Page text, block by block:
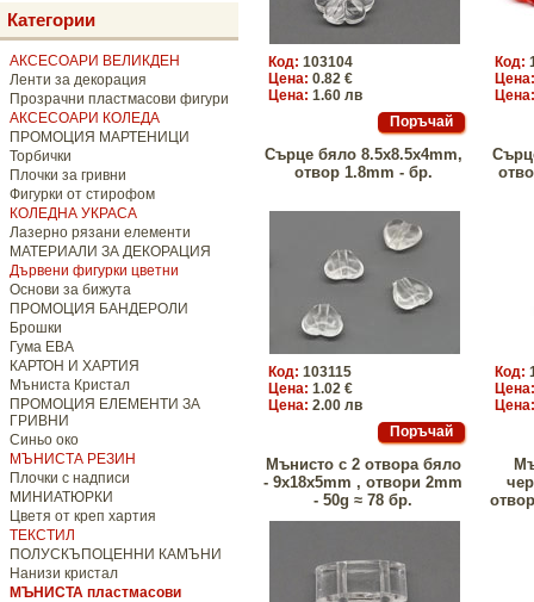
Категории
АКСЕСОАРИ ВЕЛИКДЕН
Ленти за декорация
Прозрачни пластмасови фигури
АКСЕСОАРИ КОЛЕДА
ПРОМОЦИЯ МАРТЕНИЦИ
Торбички
Плочки за гривни
Фигурки от стирофом
КОЛЕДНА УКРАСА
Лазерно рязани елементи
МАТЕРИАЛИ ЗА ДЕКОРАЦИЯ
Дървени фигурки цветни
Основи за бижута
ПРОМОЦИЯ БАНДЕРОЛИ
Брошки
Гума ЕВА
КАРТОН И ХАРТИЯ
Мъниста Кристал
ПРОМОЦИЯ ЕЛЕМЕНТИ ЗА
ГРИВНИ
Синьо око
МЪНИСТА РЕЗИН
Плочки с надписи
МИНИАТЮРКИ
Цветя от креп хартия
ТЕКСТИЛ
ПОЛУСКЪПОЦЕННИ КАМЪНИ
Нанизи кристал
МЪНИСТА пластмасови
Код: 103104
Цена: 0.82 €
Цена: 1.60 лв
Код:
Сърце бяло 8.5x8.5x4mm,
отвор 1.8mm - бр.
Код: 103115
Цена: 1.02 €
Цена: 2.00 лв
Код:
Мънисто с 2 отвора бяло
- 9x18x5mm , отвори 2mm
- 50g ≈ 78 бр.